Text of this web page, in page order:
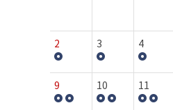
2 3 4
9 10 11